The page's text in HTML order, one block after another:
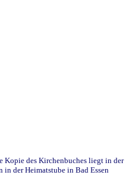
Kopie des Kirchenbuches liegt in der
in der Heimatstube in Bad Essen